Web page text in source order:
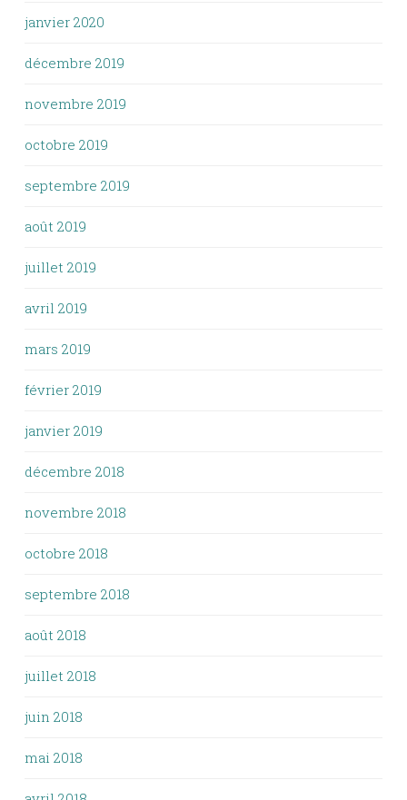
janvier 2020
décembre 2019
novembre 2019
octobre 2019
septembre 2019
août 2019
juillet 2019
avril 2019
mars 2019
février 2019
janvier 2019
décembre 2018
novembre 2018
octobre 2018
septembre 2018
août 2018
juillet 2018
juin 2018
mai 2018